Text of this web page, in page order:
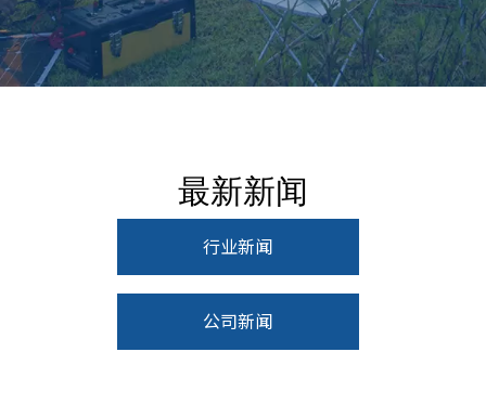
最新新闻
行业新闻
公司新闻